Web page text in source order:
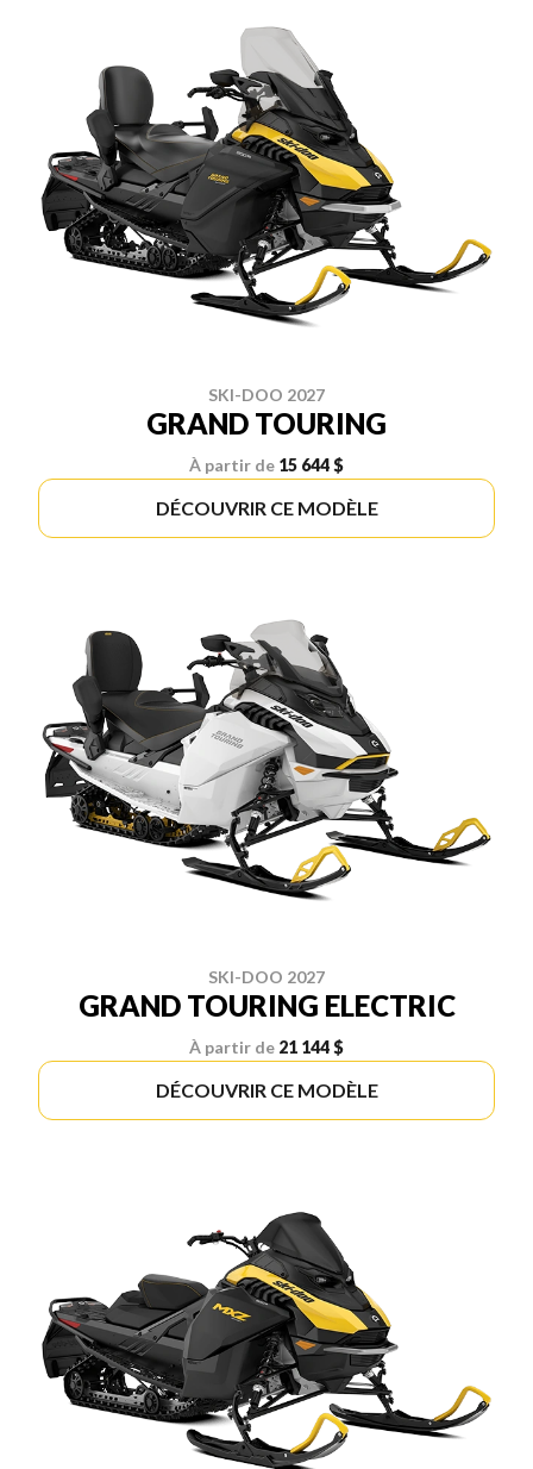
SKI-DOO 2027
GRAND TOURING
À partir de 15 644 $
DÉCOUVRIR CE MODÈLE
SKI-DOO 2027
GRAND TOURING ELECTRIC
À partir de 21 144 $
DÉCOUVRIR CE MODÈLE